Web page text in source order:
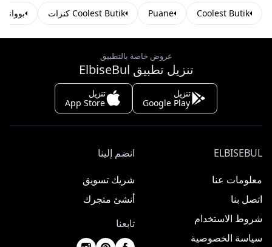
Coolest Butik
Puane Coolest Butik كنزات
عروض خاصة بالتطبيق
تنزيل تطبيق ElbiseBul
تنزيل
Google Play
تنزيل
App Store
ELBISEBUL
معلومات عنا
اتصل بنا
شروط الاستخدام
سياسة الخصوصية
انضم إلينا
شريك تسويق
أنشئ متجرك
تابعنا